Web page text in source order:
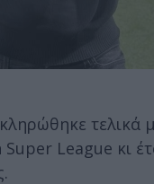
τελικά
League κι